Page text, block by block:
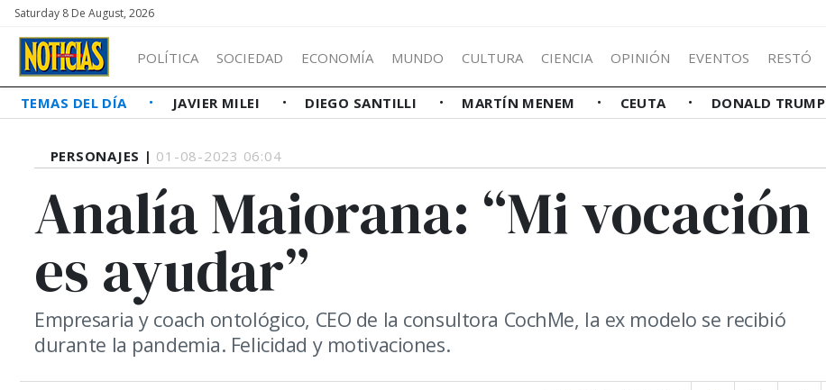
Saturday 8 De August, 2026
POLÍTICA SOCIEDAD ECONOMÍA MUNDO CULTURA CIENCIA OPINIÓN EVENTOS RESTÓ
TEMAS DEL DÍA JAVIER MILEI DIEGO SANTILLI MARTÍN MENEM CEUTA DONALD TRUMP
PERSONAJES | 01-08-2023 06:04
Analía Maiorana: “Mi vocación
es ayudar”
Empresaria y coach ontológico, CEO de la consultora CochMe, la ex modelo se recibió
durante la pandemia. Felicidad y motivaciones.